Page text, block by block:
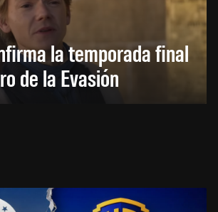
la temporada final
de la Evasión